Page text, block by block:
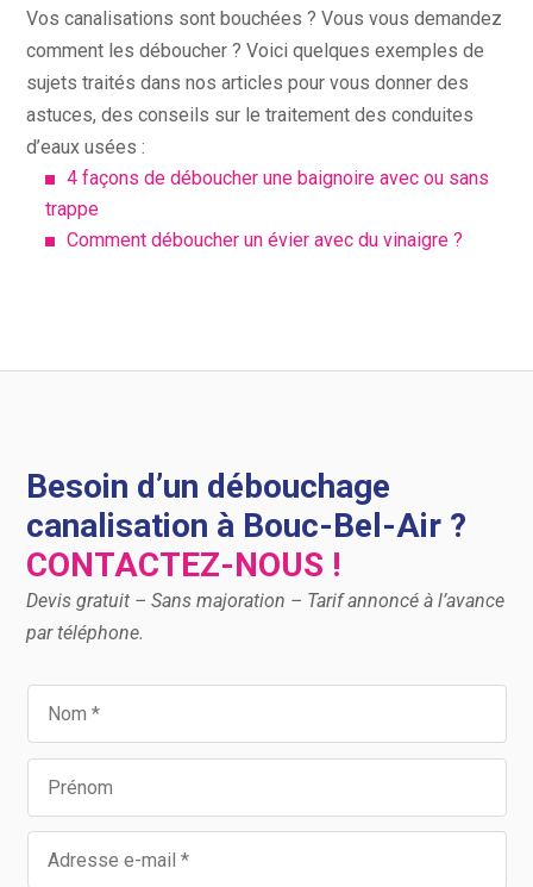
Vos canalisations sont bouchées ? Vous vous demandez
comment les déboucher ? Voici quelques exemples de
sujets traités dans nos articles pour vous donner des
astuces, des conseils sur le traitement des conduites
d’eaux usées :
4 façons de déboucher une baignoire avec ou sans
trappe
Comment déboucher un évier avec du vinaigre ?
Besoin d’un débouchage
canalisation à Bouc-Bel-Air ?
CONTACTEZ-NOUS !
Devis gratuit – Sans majoration – Tarif annoncé à l’avance
par téléphone.